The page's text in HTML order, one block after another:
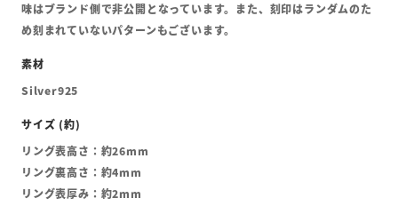
味はブランド側で非公開となっています。また、刻印はランダムのた
め刻まれていないパターンもございます。
Silver925
リング表高さ：約26mm
リング裏高さ：約4mm
リング表厚み：約2mm